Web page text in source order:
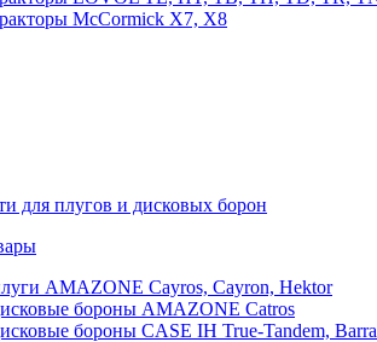
McCormick X7, X8
для плугов и дисковых борон
AMAZONE Cayros, Cayron, Hektor
бороны AMAZONE Catros
бороны CASE IH True-Tandem,